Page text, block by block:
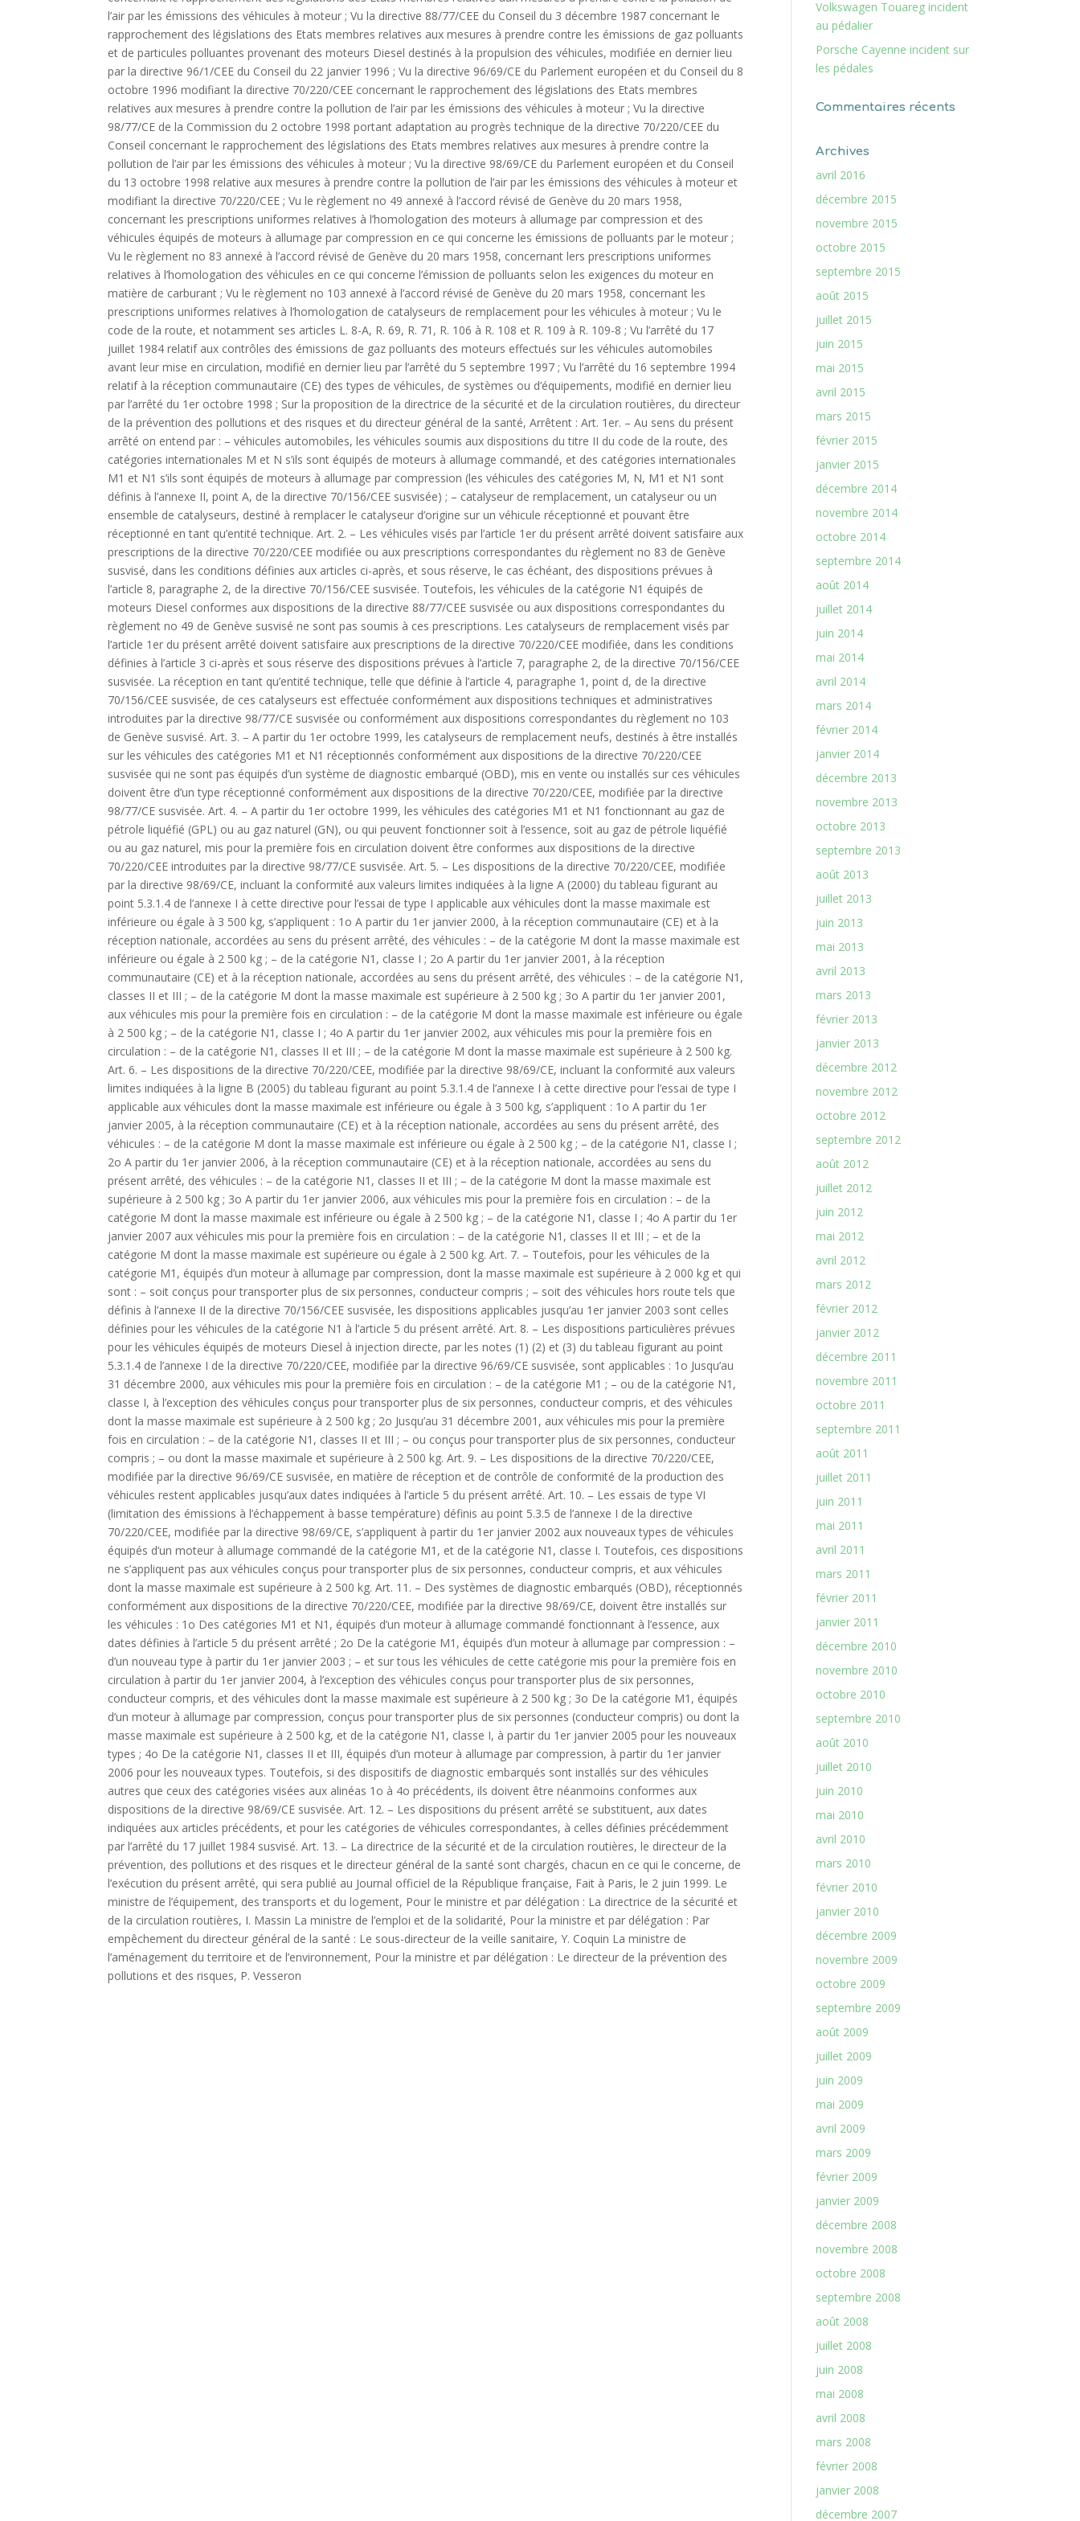
Volkswagen Touareg incident
au pédalier
Porsche Cayenne incident sur
les pédales
Commentaires récents
Archives
avril 2016
décembre 2015
novembre 2015
octobre 2015
septembre 2015
août 2015
juillet 2015
juin 2015
mai 2015
avril 2015
mars 2015
février 2015
janvier 2015
décembre 2014
novembre 2014
octobre 2014
septembre 2014
août 2014
juillet 2014
juin 2014
mai 2014
avril 2014
mars 2014
février 2014
janvier 2014
décembre 2013
novembre 2013
octobre 2013
septembre 2013
août 2013
juillet 2013
juin 2013
mai 2013
avril 2013
mars 2013
février 2013
janvier 2013
décembre 2012
novembre 2012
octobre 2012
septembre 2012
août 2012
juillet 2012
juin 2012
mai 2012
avril 2012
mars 2012
février 2012
janvier 2012
décembre 2011
novembre 2011
octobre 2011
septembre 2011
août 2011
juillet 2011
juin 2011
mai 2011
avril 2011
mars 2011
février 2011
janvier 2011
décembre 2010
novembre 2010
octobre 2010
septembre 2010
août 2010
juillet 2010
juin 2010
mai 2010
avril 2010
mars 2010
février 2010
janvier 2010
décembre 2009
novembre 2009
octobre 2009
septembre 2009
août 2009
juillet 2009
juin 2009
mai 2009
avril 2009
mars 2009
février 2009
janvier 2009
décembre 2008
novembre 2008
octobre 2008
septembre 2008
août 2008
juillet 2008
juin 2008
mai 2008
avril 2008
mars 2008
février 2008
janvier 2008
décembre 2007